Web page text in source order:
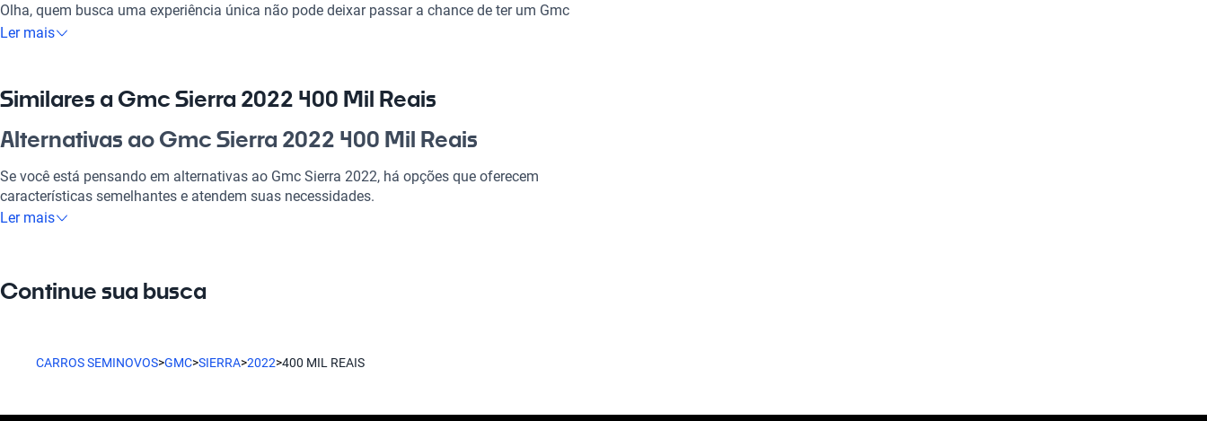
Olha, quem busca uma experiência única não pode deixar passar a chance de ter um Gmc
Sierra 2022 por até 400 mil reais. Esse carro é a união do robusto com o sofisticado, perfeito
condições das estradas, onde segurança e conforto são essenciais.
Por que escolher Gmc Sierra 2022 400 Mil Reais?
Desfrute da melhor tecnologia com Tecnologia moderna, fazendo de cada viagem uma
experiência conectada e confortável.
Opções comoGmc Acadia ,Gmc Yukon
Ler mais
Similares a Gmc Sierra 2022 400 Mil Reais
Alternativas ao Gmc Sierra 2022 400 Mil Reais
Se você está pensando em alternativas ao Gmc Sierra 2022, há opções que oferecem
características semelhantes e atendem suas necessidades.
Gmc Yukon
Chevrolet S10 é uma picape que combina força e conforto para o dia a dia.
Ler mais
Continue sua busca
CARROS SEMINOVOS>GMC>SIERRA>2022>400 MIL REAIS